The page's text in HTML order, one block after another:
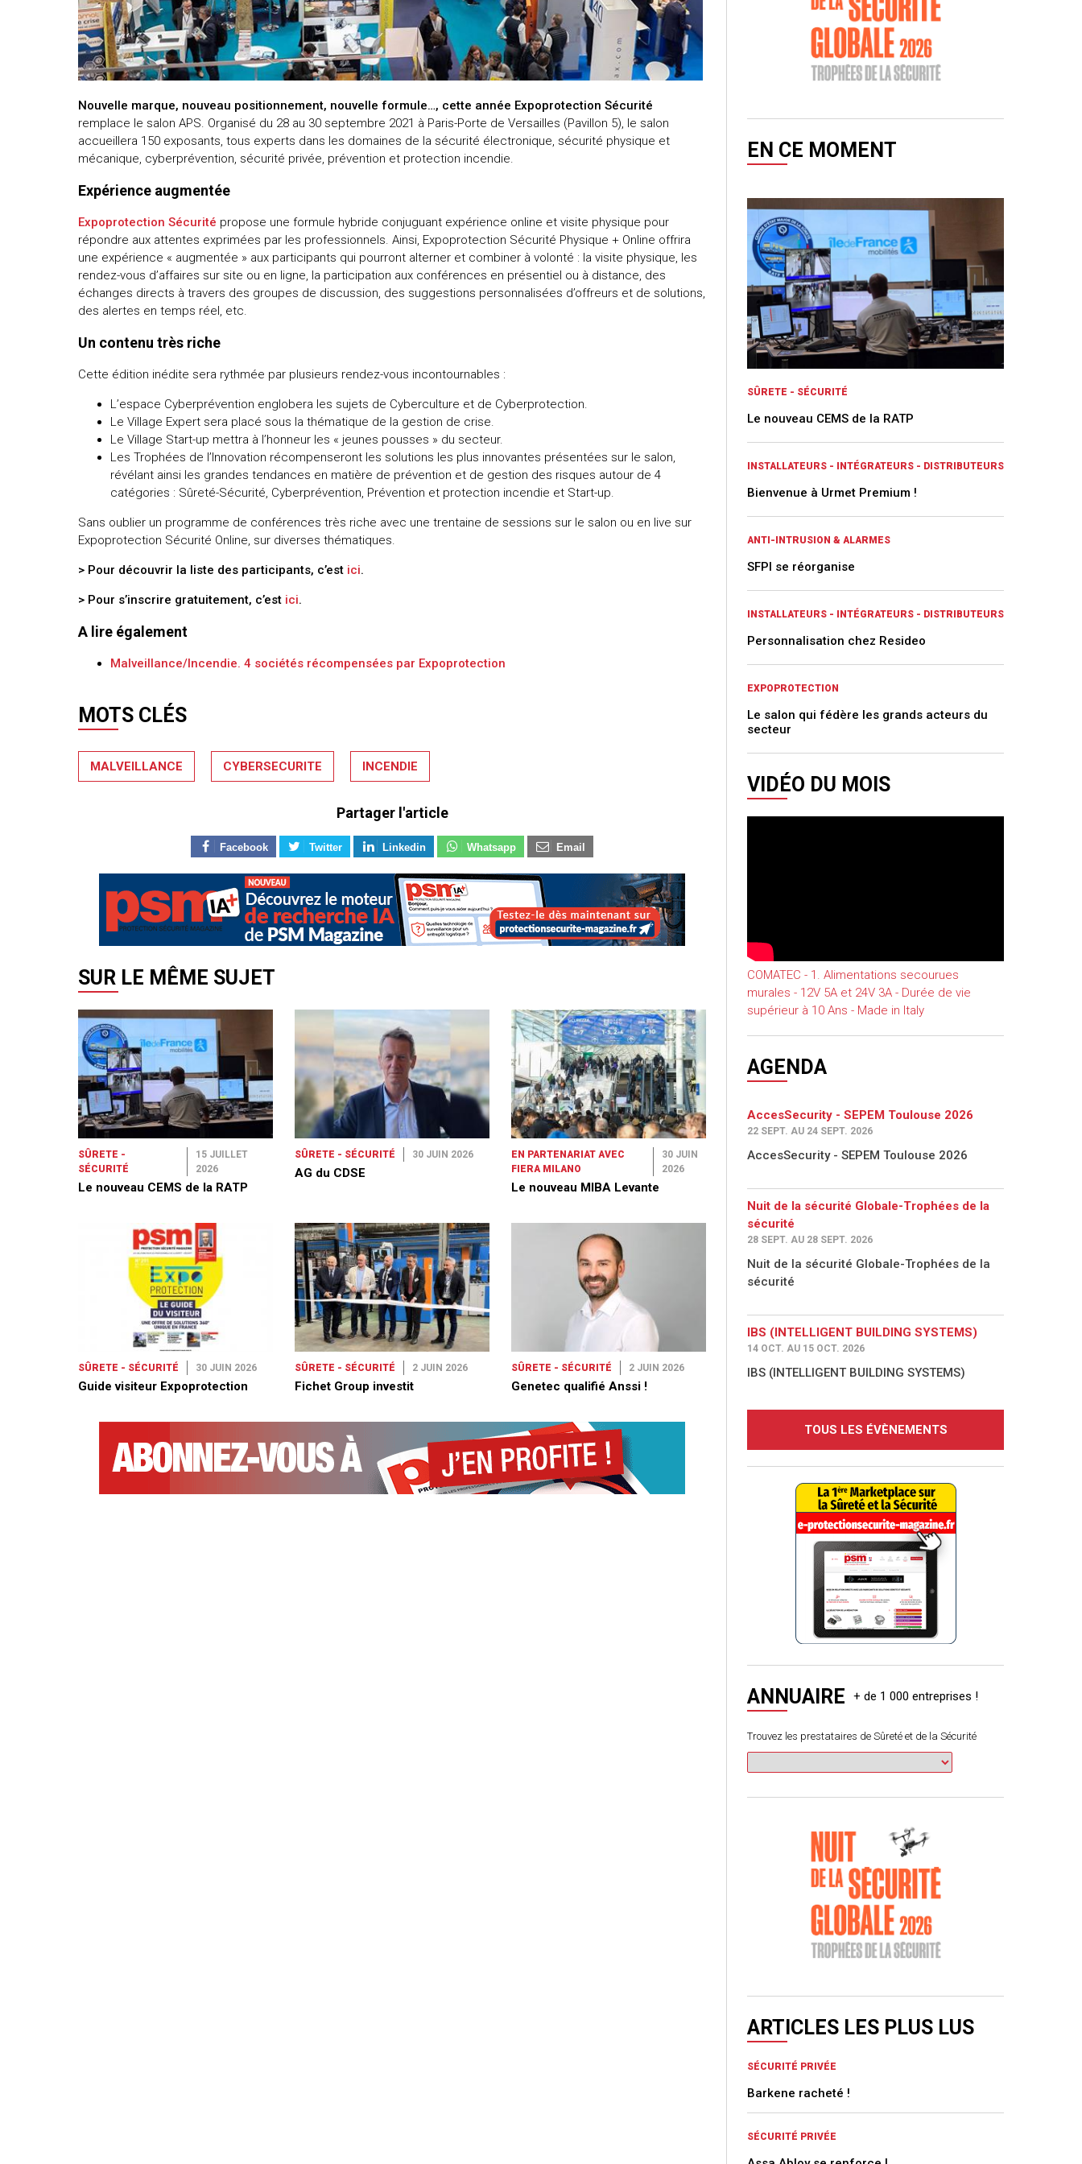
Nouvelle marque, nouveau positionnement, nouvelle formule…, cette année Expoprotection Sécurité
remplace le salon APS. Organisé du 28 au 30 septembre 2021 à Paris-Porte de Versailles (Pavillon 5), le salon
accueillera 150 exposants, tous experts dans les domaines de la sécurité électronique, sécurité physique et
mécanique, cyberprévention, sécurité privée, prévention et protection incendie.
Expérience augmentée
Expoprotection Sécurité propose une formule hybride conjuguant expérience online et visite physique pour
répondre aux attentes exprimées par les professionnels. Ainsi, Expoprotection Sécurité Physique + Online offrira
une expérience « augmentée » aux participants qui pourront alterner et combiner à volonté : la visite physique, les
rendez-vous d’affaires sur site ou en ligne, la participation aux conférences en présentiel ou à distance, des
échanges directs à travers des groupes de discussion, des suggestions personnalisées d’offreurs et de solutions,
des alertes en temps réel, etc.
Un contenu très riche
Cette édition inédite sera rythmée par plusieurs rendez-vous incontournables :
L’espace Cyberprévention englobera les sujets de Cyberculture et de Cyberprotection.
Le Village Expert sera placé sous la thématique de la gestion de crise.
Le Village Start-up mettra à l’honneur les « jeunes pousses » du secteur.
Les Trophées de l’Innovation récompenseront les solutions les plus innovantes présentées sur le salon,
révélant ainsi les grandes tendances en matière de prévention et de gestion des risques autour de 4
catégories : Sûreté-Sécurité, Cyberprévention, Prévention et protection incendie et Start-up.
Sans oublier un programme de conférences très riche avec une trentaine de sessions sur le salon ou en live sur
Expoprotection Sécurité Online, sur diverses thématiques.
> Pour découvrir la liste des participants, c’est ici.
> Pour s’inscrire gratuitement, c’est ici.
A lire également
Malveillance/Incendie. 4 sociétés récompensées par Expoprotection
MOTS CLÉS
MALVEILLANCE CYBERSECURITE INCENDIE
Partager l'article
Facebook Twitter Linkedin Whatsapp Email
SUR LE MÊME SUJET
SÛRETE -
SÉCURITÉ
15 JUILLET
2026
Le nouveau CEMS de la RATP
SÛRETE - SÉCURITÉ 30 JUIN 2026
AG du CDSE
EN PARTENARIAT AVEC
FIERA MILANO
30 JUIN
2026
Le nouveau MIBA Levante
SÛRETE - SÉCURITÉ 30 JUIN 2026
Guide visiteur Expoprotection
SÛRETE - SÉCURITÉ 2 JUIN 2026
Fichet Group investit
SÛRETE - SÉCURITÉ 2 JUIN 2026
Genetec qualifié Anssi !
EN CE MOMENT
SÛRETE - SÉCURITÉ
Le nouveau CEMS de la RATP
INSTALLATEURS - INTÉGRATEURS - DISTRIBUTEURS
Bienvenue à Urmet Premium !
ANTI-INTRUSION & ALARMES
SFPI se réorganise
INSTALLATEURS - INTÉGRATEURS - DISTRIBUTEURS
Personnalisation chez Resideo
EXPOPROTECTION
Le salon qui fédère les grands acteurs du
secteur
VIDÉO DU MOIS
COMATEC - 1. Alimentations secourues
murales - 12V 5A et 24V 3A - Durée de vie
supérieur à 10 Ans - Made in Italy
AGENDA
AccesSecurity - SEPEM Toulouse 2026
22 SEPT. AU 24 SEPT. 2026
AccesSecurity - SEPEM Toulouse 2026
Nuit de la sécurité Globale-Trophées de la
sécurité
28 SEPT. AU 28 SEPT. 2026
Nuit de la sécurité Globale-Trophées de la
sécurité
IBS (INTELLIGENT BUILDING SYSTEMS)
14 OCT. AU 15 OCT. 2026
IBS (INTELLIGENT BUILDING SYSTEMS)
TOUS LES ÉVÈNEMENTS
ANNUAIRE
Trouvez les prestataires de Sûreté et de la Sécurité
ARTICLES LES PLUS LUS
SÉCURITÉ PRIVÉE
Barkene racheté !
SÉCURITÉ PRIVÉE